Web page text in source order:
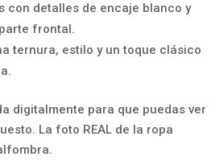
con detalles de encaje blanco y
frontal.
ternura, estilo y un toque clásico
digitalmente para que puedas ver
La foto REAL de la ropa